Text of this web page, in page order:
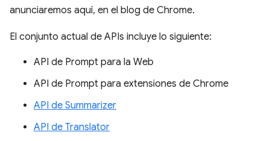
anunciaremos aquí, en el blog de Chrome.
El conjunto actual de APIs incluye lo siguiente:
API de Prompt para la Web
API de Prompt para extensiones de Chrome
API de Summarizer
API de Translator